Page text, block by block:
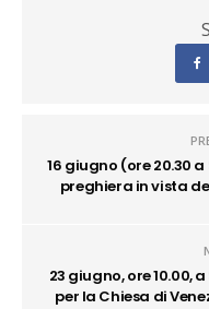
16 giugno (ore 20.30
preghiera in vista
23 giugno, ore 10.00,
per la Chiesa di